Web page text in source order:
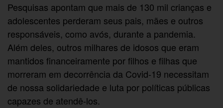
Pesquisas apontam que mais de 130 mil crianças e
adolescentes perderam seus pais, mães e outros
responsáveis, como avós, durante a pandemia.
Além deles, outros milhares de idosos que eram
mantidos financeiramente por filhos e filhas que
morreram em decorrência da Covid-19 necessitam
de nossa solidariedade e luta por políticas públicas
capazes de atendê-los.